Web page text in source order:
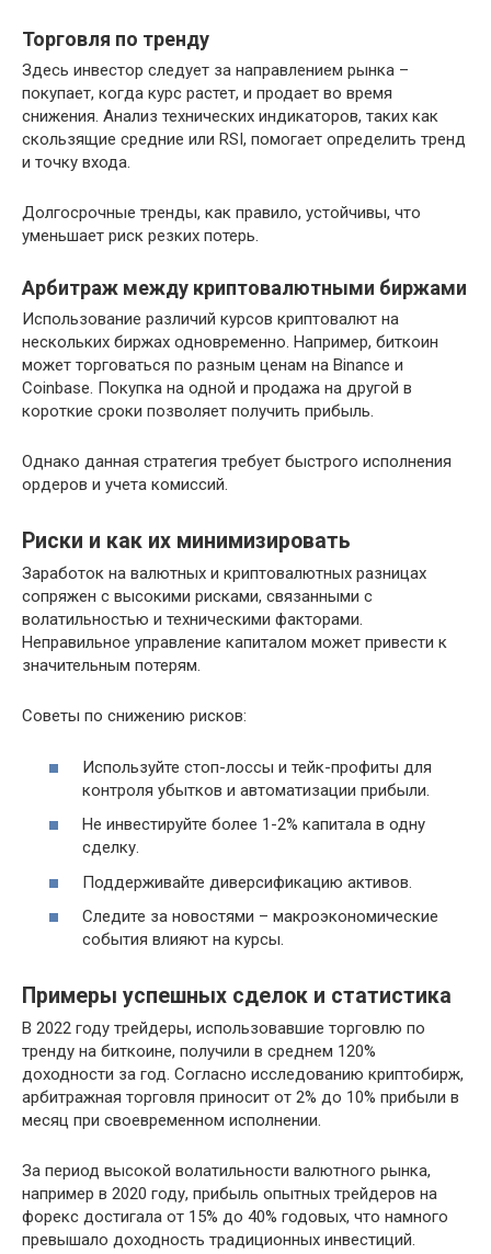
Торговля по тренду
Здесь инвестор следует за направлением рынка –
покупает, когда курс растет, и продает во время
снижения. Анализ технических индикаторов, таких как
скользящие средние или RSI, помогает определить тренд
и точку входа.
Долгосрочные тренды, как правило, устойчивы, что
уменьшает риск резких потерь.
Арбитраж между криптовалютными биржами
Использование различий курсов криптовалют на
нескольких биржах одновременно. Например, биткоин
может торговаться по разным ценам на Binance и
Coinbase. Покупка на одной и продажа на другой в
короткие сроки позволяет получить прибыль.
Однако данная стратегия требует быстрого исполнения
ордеров и учета комиссий.
Риски и как их минимизировать
Заработок на валютных и криптовалютных разницах
сопряжен с высокими рисками, связанными с
волатильностью и техническими факторами.
Неправильное управление капиталом может привести к
значительным потерям.
Советы по снижению рисков:
Используйте стоп-лоссы и тейк-профиты для
контроля убытков и автоматизации прибыли.
Не инвестируйте более 1-2% капитала в одну
сделку.
Поддерживайте диверсификацию активов.
Следите за новостями – макроэкономические
события влияют на курсы.
Примеры успешных сделок и статистика
В 2022 году трейдеры, использовавшие торговлю по
тренду на биткоине, получили в среднем 120%
доходности за год. Согласно исследованию криптобирж,
арбитражная торговля приносит от 2% до 10% прибыли в
месяц при своевременном исполнении.
За период высокой волатильности валютного рынка,
например в 2020 году, прибыль опытных трейдеров на
форекс достигала от 15% до 40% годовых, что намного
превышало доходность традиционных инвестиций.